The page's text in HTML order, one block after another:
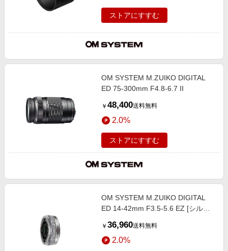
ストアにすすむ
OM SYSTEM M.ZUIKO DIGITAL
ED 75-300mm F4.8-6.7 II
￥ 48,400送料無料
2.0%
ストアにすすむ
OM SYSTEM M.ZUIKO DIGITAL
ED 14-42mm F3.5-5.6 EZ [シルバ
￥ 36,960送料無料
2.0%